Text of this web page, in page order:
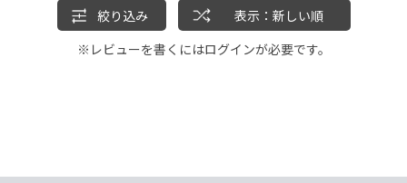
絞り込み
表示：新しい順
※レビューを書くにはログインが必要です。